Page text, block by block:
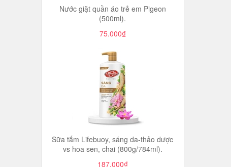
Nước giặt quần áo trẻ em Pigeon
(500ml).
75.000₫
Sữa tắm Lifebuoy, sáng da-thảo dược
vs hoa sen, chai (800g/784ml).
187.000₫